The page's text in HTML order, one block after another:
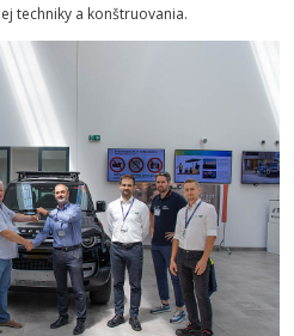
techniky a konštruovania.